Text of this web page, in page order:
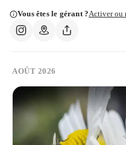
Vous êtes le gérant ?Activer ou
AOÛT 2026